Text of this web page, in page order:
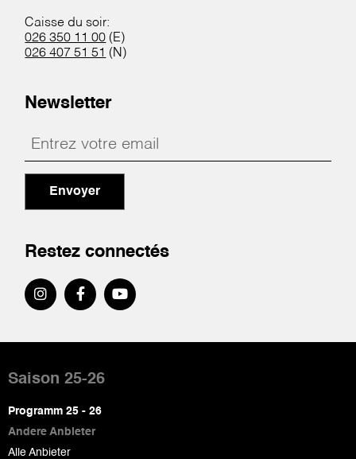
Caisse du soir:
026 350 11 00 (E)
026 407 51 51 (N)
Newsletter
Envoyer
Restez connectés
de
page
Saison 25-26
Programm 25 - 26
Andere Anbieter
Alle Anbieter